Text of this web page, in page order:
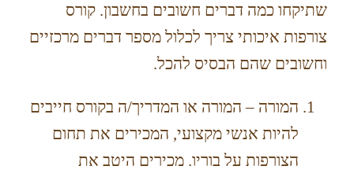
שתיקחו כמה דברים חשובים בחשבון. קורס
צורפות איכותי צריך לכלול מספר דברים מרכזיים
וחשובים שהם הבסיס להכל.
המורה – המורה או המדריך/ה בקורס חייבים
להיות אנשי מקצועי, המכירים את תחום
הצורפות על בוריו. מכירים היטב את